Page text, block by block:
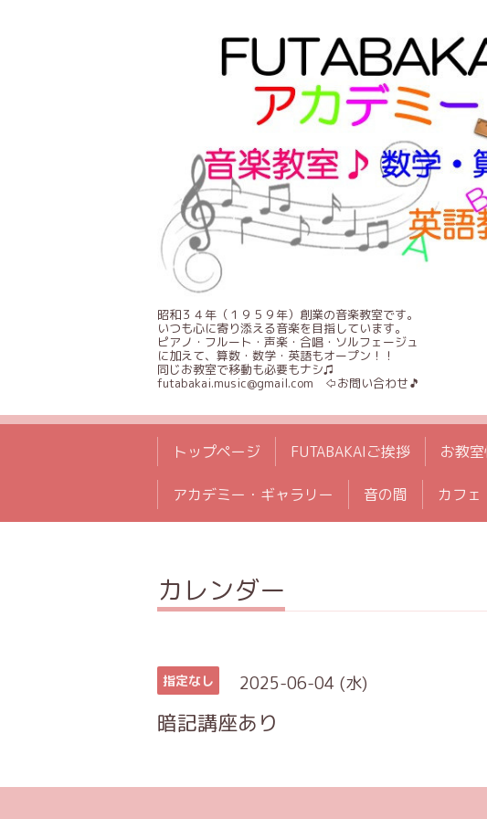
昭和３４年（１９５９年）創業の音楽教室です。
いつも心に寄り添える音楽を目指しています。
ピアノ・フルート・声楽・合唱・ソルフェージュ
に加えて、算数・数学・英語もオープン！！
同じお教室で移動も必要もナシ♫
futabakai.music@gmail.com ⇦お問い合わせ🎵
トップページ FUTABAKAIご挨拶 お教
アカデミー・ギャラリー 音の間 カフェ
カレンダー
指定なし 2025-06-04 (水)
暗記講座あり